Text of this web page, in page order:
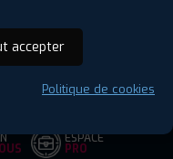
ESPACE
PRO
accepter
Politique de cookies